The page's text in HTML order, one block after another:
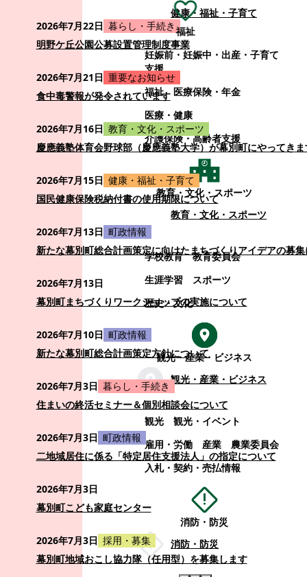
健康・福祉・子育て
妊娠前・妊娠中・出産・子育て
支援
福祉
医療保険・年金
医療・健康
介護保険・高齢者支援
教育・文化・スポーツ
教育・文化・スポーツ
学校教育
教育委員会
生涯学習
スポーツ
歴史・文化
観光・産業・ビジネス
観光・産業・ビジネス
観光
観光・イベント
雇用・労働
産業
農業委員会
入札・契約・売払情報
消防・防災
消防・防災
2026年7月22日 暮らし・手続き
明野ケ丘公園公募設置管理制度事業
2026年7月21日 重要なお知らせ
食中毒警報が発令されています
2026年7月16日 教育・文化・スポーツ
慶應義塾体育会野球部（慶應義塾大学）が幕別町にやってき
2026年7月15日 健康・福祉・子育て
国民健康保険税納付書の使用期限について
2026年7月13日 町政情報
新たな幕別町総合計画策定に向けたまちづくりアイデアの募
2026年7月13日
幕別町まちづくりワークショップの実施について
2026年7月10日 町政情報
新たな幕別町総合計画策定方針について
2026年7月3日 暮らし・手続き
住まいの終活セミナー＆個別相談会について
2026年7月3日 町政情報
二地域居住に係る「特定居住支援法人」の指定について
2026年7月3日
幕別町こども家庭センター
2026年7月3日 採用・募集
幕別町地域おこし協力隊（任用型）を募集します
福祉